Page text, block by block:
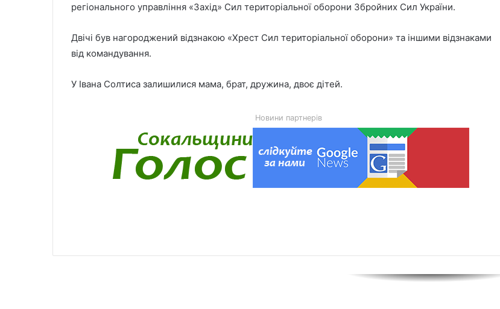
регіонального управління «Захід» Сил територіальної оборони Збройних Сил України.
Двічі був нагороджений відзнакою «Хрест Сил територіальної оборони» та іншими відзнаками
від командування.
У Івана Солтиса залишилися мама, брат, дружина, двоє дітей.
Новини партнерів
минає візит до клініки «Ексімер» від
Перші роки навчання без стресу: що
пропонує сучасний приватний
дитячий садок у Чернівцях
Украшения для пасхальных яиц:
ключ»: ТОП-7 форматів послуг